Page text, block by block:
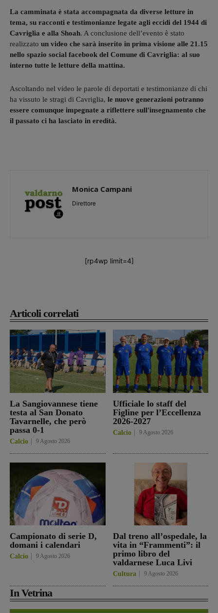
Articoli correlati
La Sangiovannese tiene
testa al San Donato
Tavarnelle, che però
passa 0-1
Calcio 9 Agosto 2026
Ufficiale lo staff del
Figline per l’Eccellenza
2026-2027
Calcio 9 Agosto 2026
Campionato di serie D,
domani i calendari
Calcio 9 Agosto 2026
Dal treno all’ospedale, la
vita in “Frammenti”: il
primo libro del
valdarnese Luca Livi
Cultura 9 Agosto 2026
In Vetrina
La camminata è stata accompagnata da diverse letture in
tema, su racconti e testimonianze legate agli eccidi del 1944 di
Cavriglia e alla Shoah. A conclusione dell’evento è stato
realizzato un video che sarà inserito in prima visione alle 21.15
nello spazio social facebook del Comune di Cavriglia: al suo
interno tutte le letture della mattina.
Ascoltando nel video le parole di deportati e testimonianze di chi
ha vissuto le stragi di Cavriglia, le nuove generazioni potranno
essere comunque impegnate a riflettere sull'insegnamento che
il passato ci ha lasciato in eredità.
Monica Campani
Direttore
[rp4wp limit=4]